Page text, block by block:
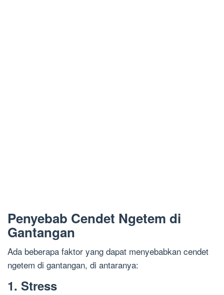
Penyebab Cendet Ngetem di
Gantangan
Ada beberapa faktor yang dapat menyebabkan cendet
ngetem di gantangan, di antaranya:
1. Stress